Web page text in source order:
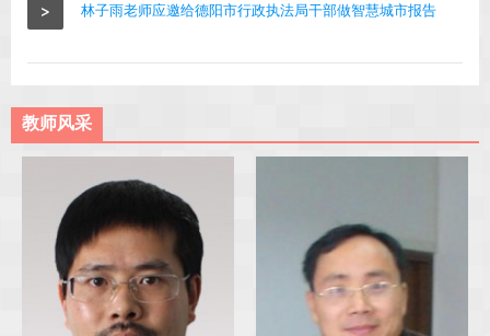
> 林子雨老师应邀给德阳市行政执法局干部做智慧城市报告
教师风采